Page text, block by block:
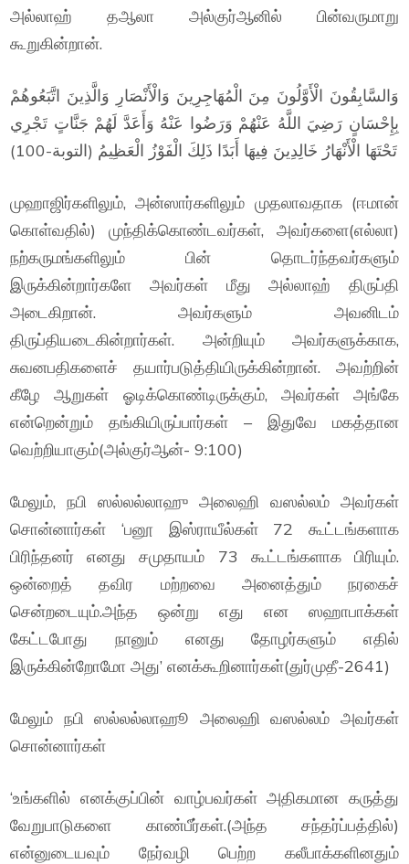
அல்லாஹ் தஆலா அல்குர்ஆனில் பின்வருமாறு
கூறுகின்றான்.
وَالسَّابِقُونَ الْأَوَّلُونَ مِنَ الْمُهَاجِرِينَ وَالْأَنْصَارِ وَالَّذِينَ اتَّبَعُوهُمْ
بِإِحْسَانٍ رَضِيَ اللَّهُ عَنْهُمْ وَرَضُوا عَنْهُ وَأَعَدَّ لَهُمْ جَنَّاتٍ تَجْرِي
تَحْتَهَا الْأَنْهَارُ خَالِدِينَ فِيهَا أَبَدًا ذَلِكَ الْفَوْزُ الْعَظِيمُ (التوبة-100)
முஹாஜிர்களிலும், அன்ஸார்களிலும் முதலாவதாக (ஈமான்
கொள்வதில்) முந்திக்கொண்டவர்கள், அவர்களை(எல்லா)
நற்கருமங்களிலும் பின் தொடர்ந்தவர்களும்
இருக்கின்றார்களே அவர்கள் மீது அல்லாஹ் திருப்தி
அடைகிறான். அவர்களும் அவனிடம்
திருப்தியடைகின்றார்கள். அன்றியும் அவர்களுக்காக,
சுவனபதிகளைச் தயார்படுத்தியிருக்கின்றான். அவற்றின்
கீழே ஆறுகள் ஓடிக்கொண்டிருக்கும், அவர்கள் அங்கே
என்றென்றும் தங்கியிருப்பார்கள் – இதுவே மகத்தான
வெற்றியாகும்(அல்குர்ஆன்- 9:100)
மேலும், நபி ஸல்லல்லாஹு அலைஹி வஸல்லம் அவர்கள்
சொன்னார்கள் ‘பனூ இஸ்ராயீல்கள் 72 கூட்டங்களாக
பிரிந்தனர் எனது சமுதாயம் 73 கூட்டங்களாக பிரியும்.
ஒன்றைத் தவிர மற்றவை அனைத்தும் நரகைச்
சென்றடையும்.அந்த ஒன்று எது என ஸஹாபாக்கள்
கேட்டபோது நானும் எனது தோழர்களும் எதில்
இருக்கின்றோமோ அது’ எனக்கூறினார்கள்(துர்முதீ-2641)
மேலும் நபி ஸல்லல்லாஹூ அலைஹி வஸல்லம் அவர்கள்
சொன்னார்கள்
‘உங்களில் எனக்குப்பின் வாழ்பவர்கள் அதிகமான கருத்து
வேறுபாடுகளை காண்பீர்கள்.(அந்த சந்தர்ப்பத்தில்)
என்னுடையவும் நேர்வழி பெற்ற கலீபாக்களினதும்